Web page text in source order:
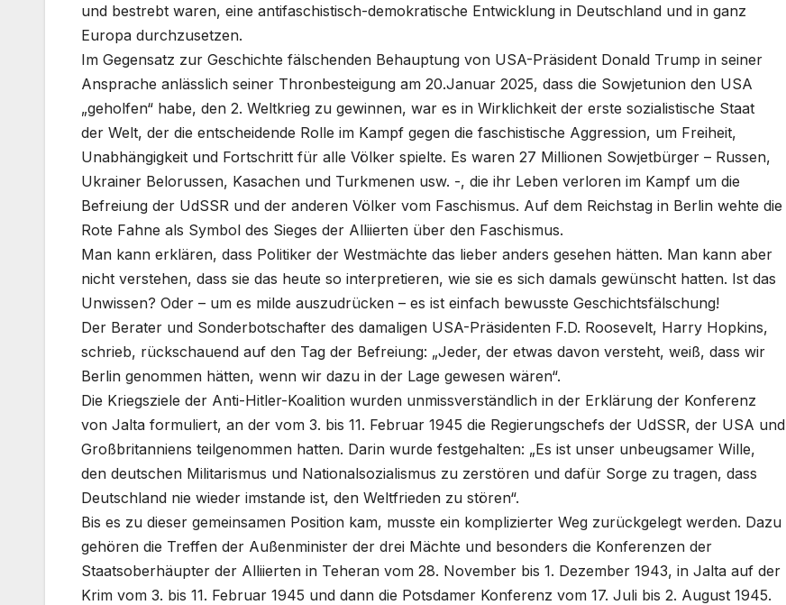
und bestrebt waren, eine antifaschistisch-demokratische Entwicklung in Deutschland und in ganz
Europa durchzusetzen.
Im Gegensatz zur Geschichte fälschenden Behauptung von USA-Präsident Donald Trump in seiner
Ansprache anlässlich seiner Thronbesteigung am 20.Januar 2025, dass die Sowjetunion den USA
„geholfen“ habe, den 2. Weltkrieg zu gewinnen, war es in Wirklichkeit der erste sozialistische Staat
der Welt, der die entscheidende Rolle im Kampf gegen die faschistische Aggression, um Freiheit,
Unabhängigkeit und Fortschritt für alle Völker spielte. Es waren 27 Millionen Sowjetbürger – Russen,
Ukrainer Belorussen, Kasachen und Turkmenen usw. -, die ihr Leben verloren im Kampf um die
Befreiung der UdSSR und der anderen Völker vom Faschismus. Auf dem Reichstag in Berlin wehte die
Rote Fahne als Symbol des Sieges der Alliierten über den Faschismus.
Man kann erklären, dass Politiker der Westmächte das lieber anders gesehen hätten. Man kann aber
nicht verstehen, dass sie das heute so interpretieren, wie sie es sich damals gewünscht hatten. Ist das
Unwissen? Oder – um es milde auszudrücken – es ist einfach bewusste Geschichtsfälschung!
Der Berater und Sonderbotschafter des damaligen USA-Präsidenten F.D. Roosevelt, Harry Hopkins,
schrieb, rückschauend auf den Tag der Befreiung: „Jeder, der etwas davon versteht, weiß, dass wir
Berlin genommen hätten, wenn wir dazu in der Lage gewesen wären“.
Die Kriegsziele der Anti-Hitler-Koalition wurden unmissverständlich in der Erklärung der Konferenz
von Jalta formuliert, an der vom 3. bis 11. Februar 1945 die Regierungschefs der UdSSR, der USA und
Großbritanniens teilgenommen hatten. Darin wurde festgehalten: „Es ist unser unbeugsamer Wille,
den deutschen Militarismus und Nationalsozialismus zu zerstören und dafür Sorge zu tragen, dass
Deutschland nie wieder imstande ist, den Weltfrieden zu stören“.
Bis es zu dieser gemeinsamen Position kam, musste ein komplizierter Weg zurückgelegt werden. Dazu
gehören die Treffen der Außenminister der drei Mächte und besonders die Konferenzen der
Staatsoberhäupter der Alliierten in Teheran vom 28. November bis 1. Dezember 1943, in Jalta auf der
Krim vom 3. bis 11. Februar 1945 und dann die Potsdamer Konferenz vom 17. Juli bis 2. August 1945.